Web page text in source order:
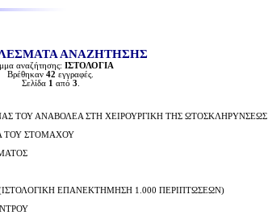
ΑΝΑΖΗΤΗΣΗΣ
αναζήτησης: ΙΣΤΟΛΟΓΙΑ
Βρέθηκαν 42 εγγραφές.
Σελίδα 1 από 3
ΤΟΥ ΑΝΑΒΟΛΕΑ ΣΤΗ ΧΕΙΡΟΥΡΓΙΚΗ ΤΗΣ ΩΤΟΣΚΛΗΡΥΝΣΕΩΣ
ΤΟΥ ΣΤΟΜΑΧΟΥ
ΕΠΑΝΕΚΤΗΜΗΣΗ 1.000 ΠΕΡΙΠΤΩΣΕΩΝ)